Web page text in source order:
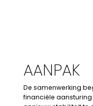
AANPAK
Desamenwerking
financiële